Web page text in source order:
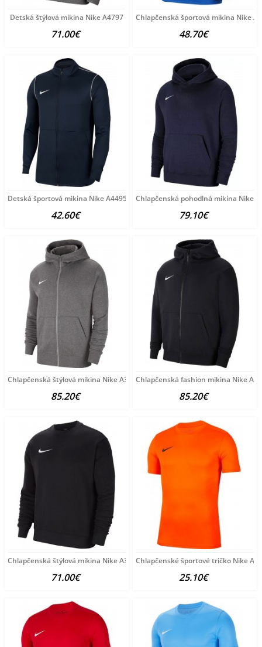
Detská štýlová mikina Nike A4797
71.00€
Chlapčenská športová mikina Nike
48.70€
Detská športová mikina Nike A4495
42.60€
Chlapčenská pohodlná mikina Nike
79.10€
Chlapčenská štýlová mikina Nike A3970
85.20€
Chlapčenská fashion mikina Nike
85.20€
Chlapčenská štýlová mikina Nike A3968
71.00€
Chlapčenské športové tričko Nike
25.10€